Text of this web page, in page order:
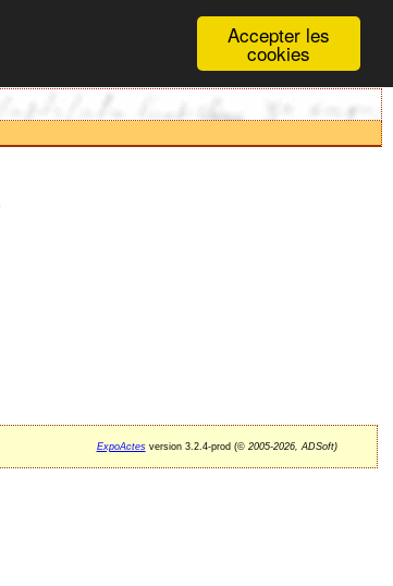
Accepter les
cookies
ExpoActesversion 3.2.4-prod (©2005-2026, ADSoft)